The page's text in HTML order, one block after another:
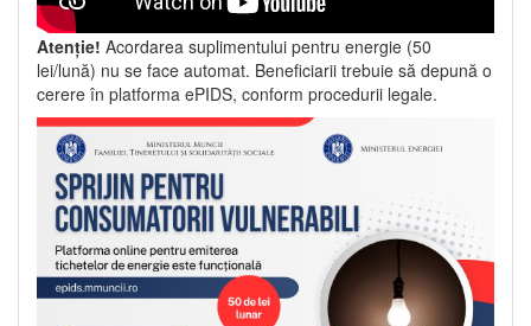
Atenție! Acordarea suplimentului pentru energie (50
lei/lună) nu se face automat. Beneficiarii trebuie să depună o
cerere în platforma ePIDS, conform procedurii legale.